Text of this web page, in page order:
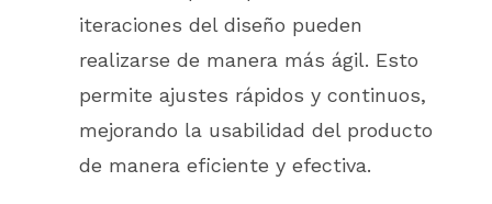
iteraciones del diseño pueden
realizarse de manera más ágil. Esto
permite ajustes rápidos y continuos,
mejorando la usabilidad del producto
de manera eficiente y efectiva.